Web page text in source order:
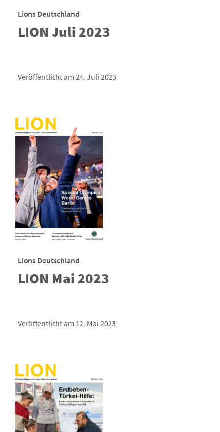
Lions Deutschland
LION Juli 2023
Veröffentlicht am 24. Juli 2023
Lions Deutschland
LION Mai 2023
Veröffentlicht am 12. Mai 2023